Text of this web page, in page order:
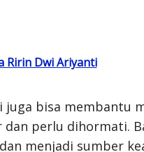
Ririn Dwi Ariyanti
bisa membantu
dan perlu dihormati.
menjadi sumber